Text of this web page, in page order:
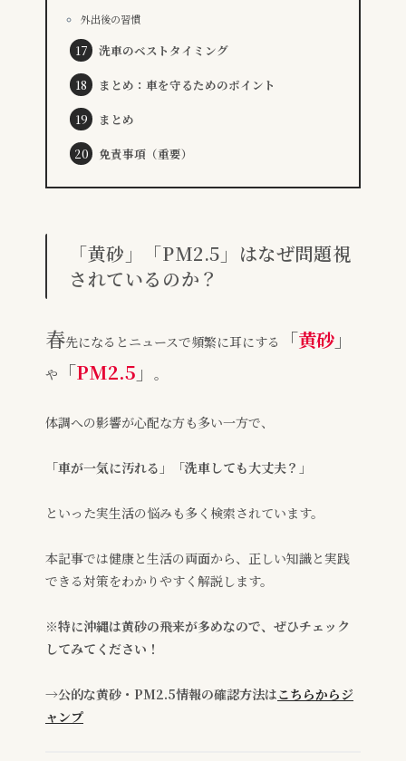
外出後の習慣
洗車のベストタイミング
まとめ：車を守るためのポイント
まとめ
免責事項（重要）
「黄砂」「PM2.5」はなぜ問題視
されているのか？
春先になるとニュースで頻繁に耳にする 「黄砂 」
や 「PM2.5 」 。
体調への影響が心配な方も多い一方で、
「車が一気に汚れる」「洗車しても大丈夫？」
といった実生活の悩みも多く検索されています。
本記事では健康と生活の両面から、正しい知識と実践
できる対策をわかりやすく解説します。
※特に沖縄は黄砂の飛来が多めなので、ぜひチェック
してみてください！
→公的な黄砂・PM2.5情報の確認方法はこちらからジ
ャンプ